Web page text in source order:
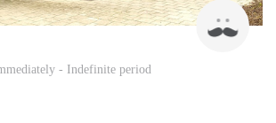
- Indefinite period